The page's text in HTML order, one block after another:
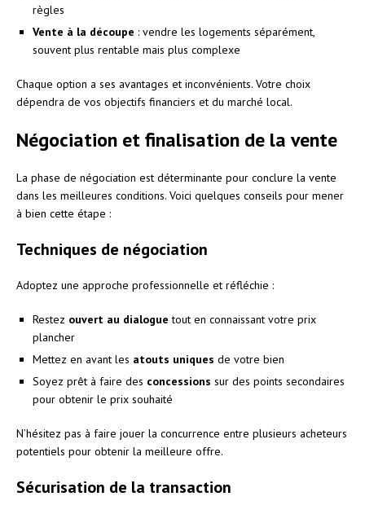
règles
Vente à la découpe : vendre les logements séparément,
souvent plus rentable mais plus complexe
Chaque option a ses avantages et inconvénients. Votre choix
dépendra de vos objectifs financiers et du marché local.
Négociation et finalisation de la vente
La phase de négociation est déterminante pour conclure la vente
dans les meilleures conditions. Voici quelques conseils pour mener
à bien cette étape :
Techniques de négociation
Adoptez une approche professionnelle et réfléchie :
Restez ouvert au dialogue tout en connaissant votre prix
plancher
Mettez en avant les atouts uniques de votre bien
Soyez prêt à faire des concessions sur des points secondaires
pour obtenir le prix souhaité
N’hésitez pas à faire jouer la concurrence entre plusieurs acheteurs
potentiels pour obtenir la meilleure offre.
Sécurisation de la transaction